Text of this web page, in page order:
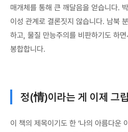
매개체를 통해 큰 깨달음을 얻습니다.
이성 관계로 결론짓지 않습니다. 남북
하고, 물질 만능주의를 비판하기도 하
봉합합니다.
정(情)이라는 게 이제 그
이 책의 제목이기도 한 ‘나의 아름다운